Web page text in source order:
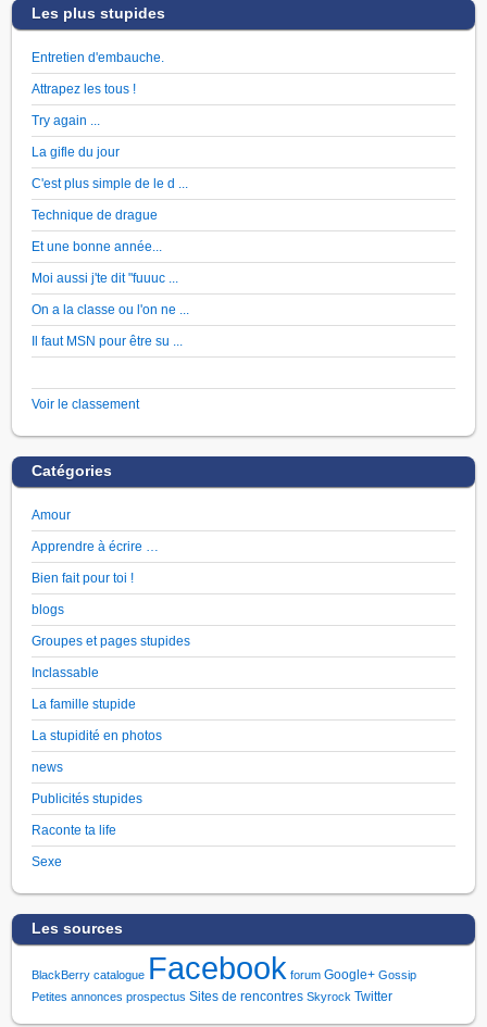
Les plus stupides
Entretien d'embauche.
Attrapez les tous !
Try again ...
La gifle du jour
C'est plus simple de le d ...
Technique de drague
Et une bonne année...
Moi aussi j'te dit "fuuuc ...
On a la classe ou l'on ne ...
Il faut MSN pour être su ...
Voir le classement
Catégories
Amour
Apprendre à écrire …
Bien fait pour toi !
blogs
Groupes et pages stupides
Inclassable
La famille stupide
La stupidité en photos
news
Publicités stupides
Raconte ta life
Sexe
Les sources
BlackBerry catalogue Facebook forum Google+ Gossip
Petites annonces prospectus Sites de rencontres Skyrock Twitter